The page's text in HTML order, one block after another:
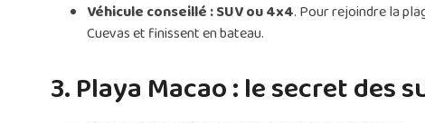
Véhicule conseillé :SUV ou 4x4. Pour rejoindre la
Cuevas et finissent en bateau.
3. Playa Macao : le secret des